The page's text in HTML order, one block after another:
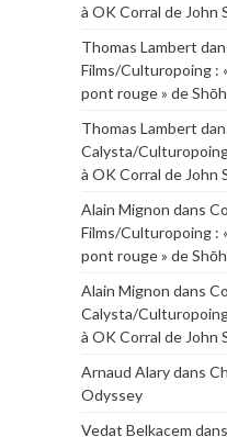
à OK Corral de John
Thomas Lambert
Films/Culturopoing :
pont rouge » de
Thomas Lambert
Calysta/
à OK Corral de John
Alain Mignon dans
Films/Culturopoing :
pont rouge » de
Alain Mignon dans
Calysta/
à OK Corral de John
Arnaud Alarydans
Odyssey
Vedat Belkacem dans